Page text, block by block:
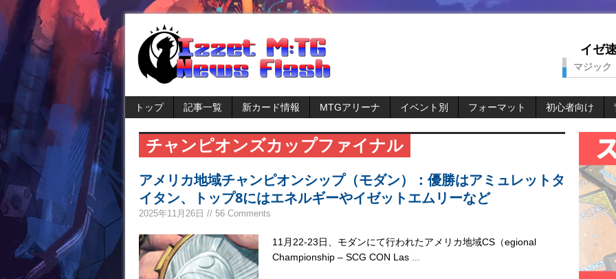
イゼ
マジック
トップ 記事一覧 新カード情報 MTGアリーナ イベント別 フォーマット 初心者向け
チャンピオンズカップファイナル
アメリカ地域チャンピオンシップ（モダン）：優勝はアミュレットタ
イタン、トップ8にはエネルギーやイゼットエムリーなど
2025年11月26日 // 56 Comments
11月22-23日、モダンにて行われたアメリカ地域CS（egional
Championship – SCG CON Las